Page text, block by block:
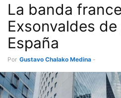
La banda
Exsonvaldes
España
Por Gustavo Chalako Medina -